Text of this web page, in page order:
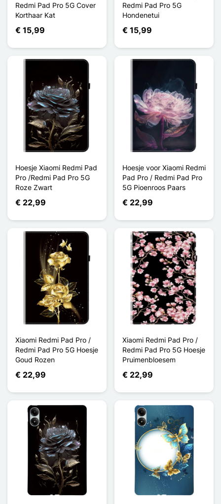
Redmi Pad Pro 5G Cover
Korthaar Kat
€ 15,99
Redmi Pad Pro 5G
Hondenetui
€ 15,99
Hoesje Xiaomi Redmi Pad
Pro /Redmi Pad Pro 5G
Roze Zwart
€ 22,99
Hoesje voor Xiaomi Redmi
Pad Pro / Redmi Pad Pro
5G Pioenroos Paars
€ 22,99
Xiaomi Redmi Pad Pro /
Redmi Pad Pro 5G Hoesje
Goud Rozen
€ 22,99
Xiaomi Redmi Pad Pro /
Redmi Pad Pro 5G Hoesje
Pruimenbloesem
€ 22,99